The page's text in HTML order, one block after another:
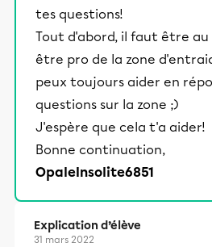
tes questions!
Tout d'abord, il faut être
être pro de la zone
peux toujours aider en
questions sur la zone ;)
J'espère que cela t'a aider!
Bonne continuation,
OpaleInsolite6851
Explication d’élève
31 mars 2022